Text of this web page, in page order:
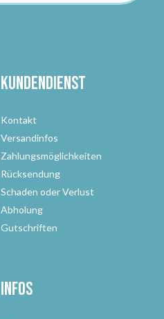
Kundendienst
Kontakt
Versandinfos
Zahlungsmöglichkeiten
Rücksendung
Schaden oder Verlust
Abholung
Gutschriften
Infos